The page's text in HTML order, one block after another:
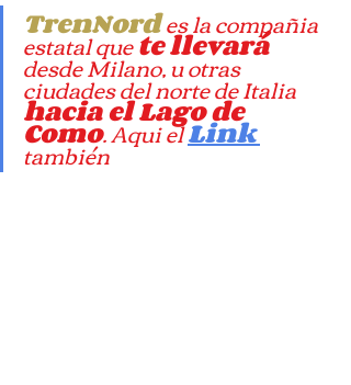
TrenNord es la compañia
estatal que te llevará
desde Milano, u otras
ciudades del norte de Italia
hacia el Lago de
Como. Aqui el Link
también